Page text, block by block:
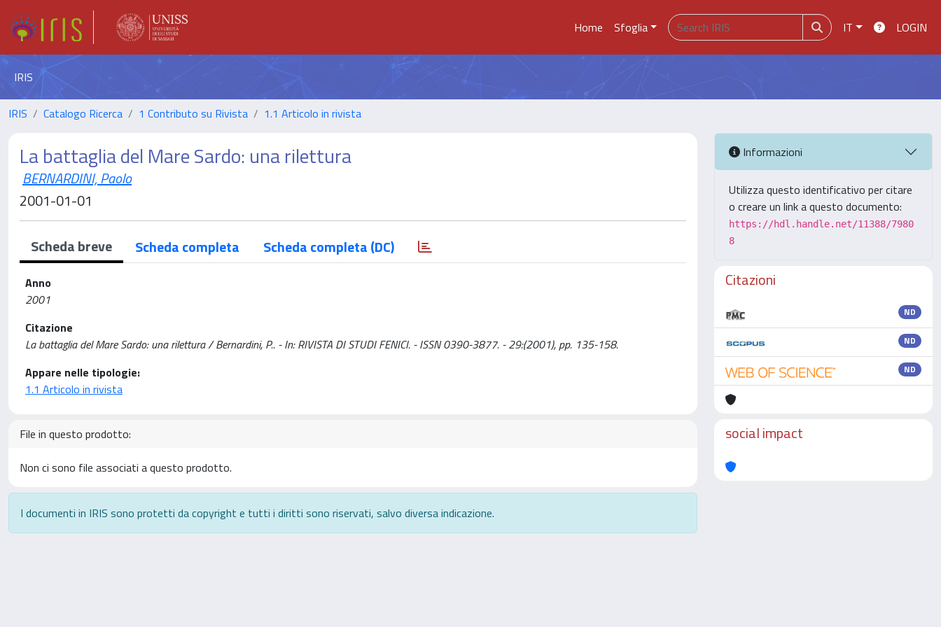
Home Sfoglia IT LOGIN
IRIS
IRIS Catalogo Ricerca 1 Contributo su Rivista 1.1 Articolo in rivista
La battaglia del Mare Sardo: una rilettura
BERNARDINI, Paolo
2001-01-01
Scheda breve Scheda completa Scheda completa (DC)
Anno
2001
Citazione
La battaglia del Mare Sardo: una rilettura / Bernardini, P.. - In: RIVISTA DI STUDI FENICI. - ISSN 0390-3877. - 29:(2001), pp. 135-158.
Appare nelle tipologie:
1.1 Articolo in rivista
File in questo prodotto:
Non ci sono file associati a questo prodotto.
I documenti in IRIS sono protetti da copyright e tutti i diritti sono riservati, salvo diversa indicazione.
Informazioni
Utilizza questo identificativo per citare
o creare un link a questo documento:
https://hdl.handle.net/11388/7980
8
Citazioni
ND
ND
ND
social impact